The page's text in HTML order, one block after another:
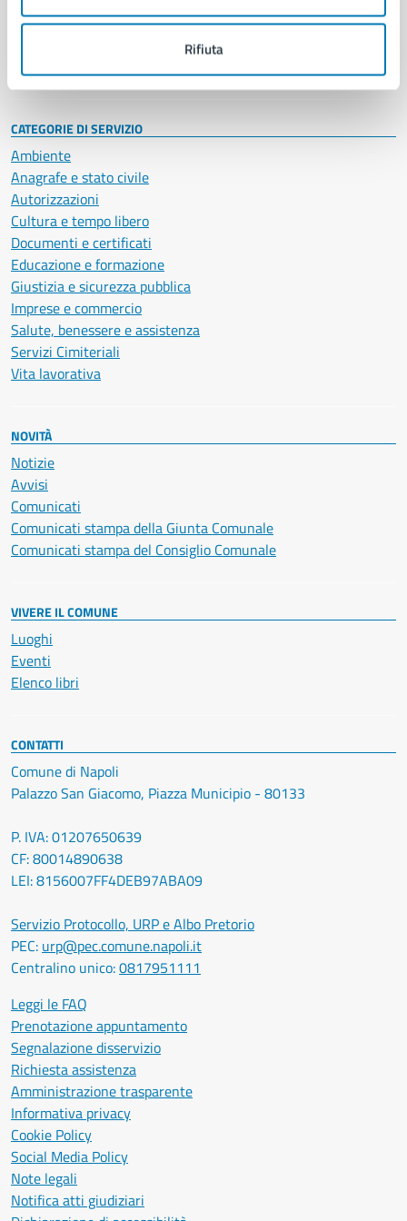
Rifiuta
Personale amministrativo
CATEGORIE DI SERVIZIO
Ambiente
Anagrafe e stato civile
Autorizzazioni
Cultura e tempo libero
Documenti e certificati
Educazione e formazione
Giustizia e sicurezza pubblica
Imprese e commercio
Salute, benessere e assistenza
Servizi Cimiteriali
Vita lavorativa
NOVITÀ
Notizie
Avvisi
Comunicati
Comunicati stampa della Giunta Comunale
Comunicati stampa del Consiglio Comunale
VIVERE IL COMUNE
Luoghi
Eventi
Elenco libri
CONTATTI
Comune di Napoli
Palazzo San Giacomo, Piazza Municipio - 80133
P. IVA: 01207650639
CF: 80014890638
LEI: 8156007FF4DEB97ABA09
Servizio Protocollo, URP e Albo Pretorio
PEC: urp@pec.comune.napoli.it
Centralino unico:0817951111
Leggi le FAQ
Prenotazione appuntamento
Segnalazione disservizio
Richiesta assistenza
Amministrazione trasparente
Informativa privacy
Cookie Policy
Social Media Policy
Note legali
Notifica atti giudiziari